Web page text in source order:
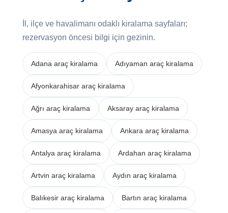
İl, ilçe ve havalimanı odaklı kiralama sayfaları;
rezervasyon öncesi bilgi için gezinin.
Adana araç kiralama Adıyaman araç kiralama
Afyonkarahisar araç kiralama
Ağrı araç kiralama Aksaray araç kiralama
Amasya araç kiralama Ankara araç kiralama
Antalya araç kiralama Ardahan araç kiralama
Artvin araç kiralama Aydın araç kiralama
Balıkesir araç kiralama Bartın araç kiralama